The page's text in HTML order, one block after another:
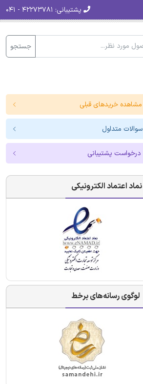
پشتیبانی:
جستجو
مشاهده خریدهای قبلی
سوالات متداول
درخواست پشتیبانی
نماد اعتماد الکترونیکی
لوگوی رسانه‌های برخط